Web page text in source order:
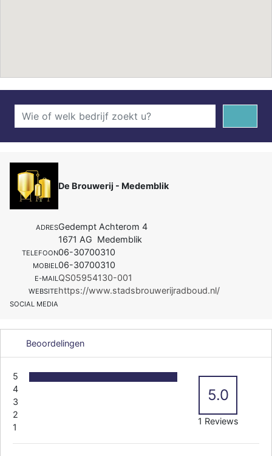
De Brouwerij - Medemblik
ADRESGedempt Achterom 4
1671 AG Medemblik
TELEFOON06-30700310
MOBIEL06-30700310
E-MAILQS05954130-001
WEBSITEhttps://www.stadsbrouwerijradboud.nl/
SOCIAL MEDIA
Beoordelingen
5
4
3
2
1
5.0
1 Reviews